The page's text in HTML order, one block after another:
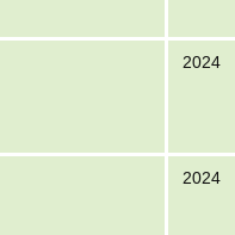
2024
2024